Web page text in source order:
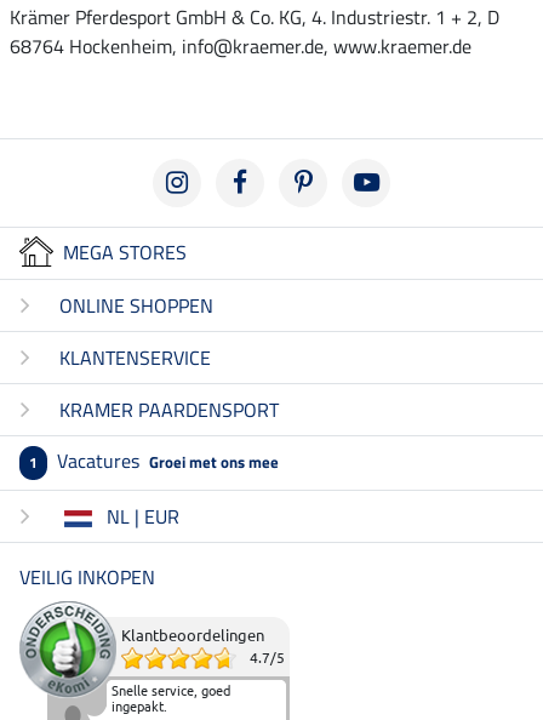
Krämer Pferdesport GmbH & Co. KG, 4. Industriestr. 1 + 2, D
68764 Hockenheim, info@kraemer.de, www.kraemer.de
MEGA STORES
ONLINE SHOPPEN
KLANTENSERVICE
KRAMER PAARDENSPORT
1 Vacatures Groei met ons mee
NL | EUR
VEILIG INKOPEN
Klantbeoordelingen
4.7/5
Snelle service, goed
ingepakt.